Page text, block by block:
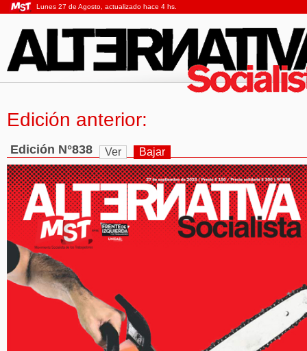
Lunes 27 de Agosto, actualizado hace 4 hs.
Edición anterior:
Edición N°838 Ver Bajar